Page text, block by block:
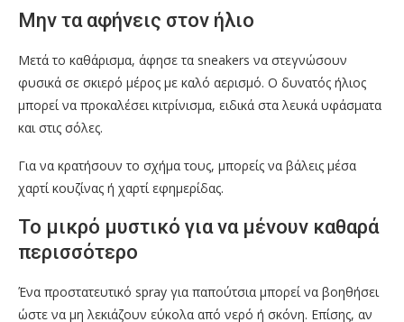
Μην τα αφήνεις στον ήλιο
Μετά το καθάρισμα, άφησε τα sneakers να στεγνώσουν
φυσικά σε σκιερό μέρος με καλό αερισμό. Ο δυνατός ήλιος
μπορεί να προκαλέσει κιτρίνισμα, ειδικά στα λευκά υφάσματα
και στις σόλες.
Για να κρατήσουν το σχήμα τους, μπορείς να βάλεις μέσα
χαρτί κουζίνας ή χαρτί εφημερίδας.
Το μικρό μυστικό για να μένουν καθαρά
περισσότερο
Ένα προστατευτικό spray για παπούτσια μπορεί να βοηθήσει
ώστε να μη λεκιάζουν εύκολα από νερό ή σκόνη. Επίσης, αν